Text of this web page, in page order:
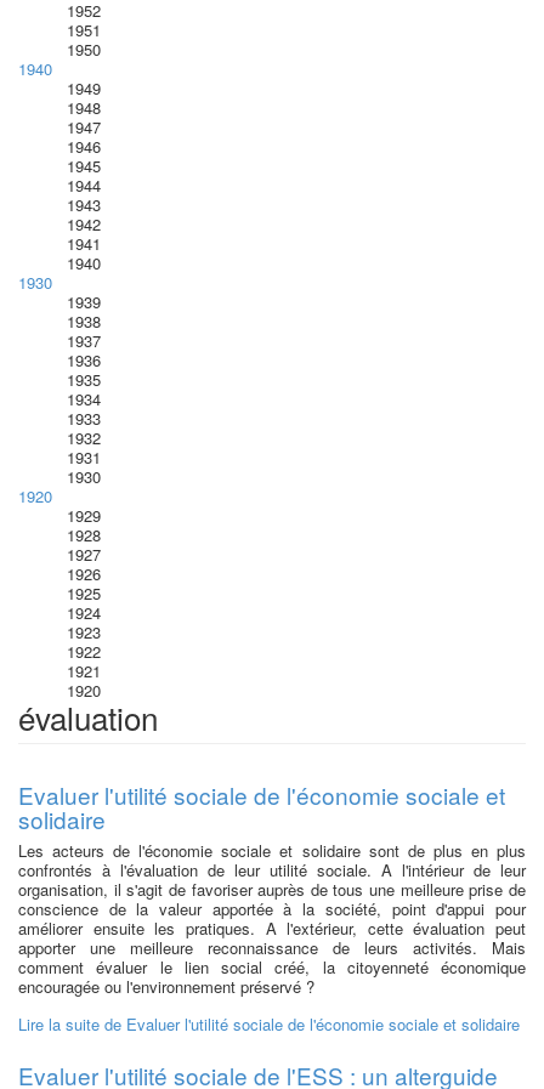
1952
1951
1950
1940
1949
1948
1947
1946
1945
1944
1943
1942
1941
1940
1930
1939
1938
1937
1936
1935
1934
1933
1932
1931
1930
1920
1929
1928
1927
1926
1925
1924
1923
1922
1921
1920
évaluation
Evaluer l'utilité sociale de l'économie sociale et
solidaire
Les acteurs de l'économie sociale et solidaire sont de plus en plus
confrontés à l'évaluation de leur utilité sociale. A l'intérieur de leur
organisation, il s'agit de favoriser auprès de tous une meilleure prise de
conscience de la valeur apportée à la société, point d'appui pour
améliorer ensuite les pratiques. A l'extérieur, cette évaluation peut
apporter une meilleure reconnaissance de leurs activités. Mais
comment évaluer le lien social créé, la citoyenneté économique
encouragée ou l'environnement préservé ?
Lire la suite de Evaluer l'utilité sociale de l'économie sociale et solidaire
Evaluer l'utilité sociale de l'ESS : un alterguide